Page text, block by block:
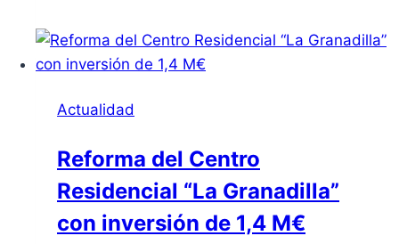
probando
un
de
con
SMS
móvil
Actualidad
Reforma del Centro
Residencial “La Granadilla”
con inversión de 1,4 M€